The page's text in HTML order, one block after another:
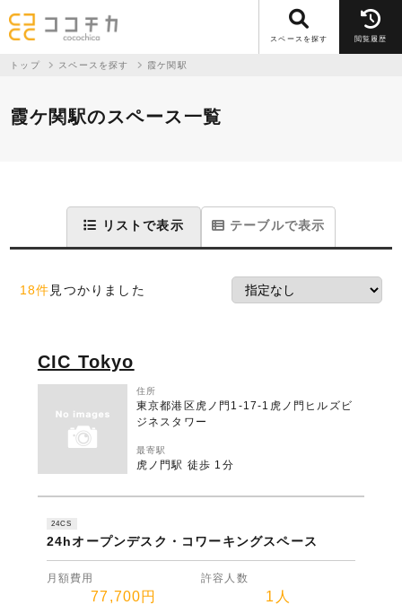
スペースを探す 閲覧履歴
トップ スペースを探す 霞ケ関駅
霞ケ関駅のスペース一覧
リストで表示 テーブルで表示
18件 見つかりました
CIC Tokyo
住所
東京都港区虎ノ門1-17-1虎ノ門ヒルズビ
ジネスタワー
最寄駅
虎ノ門駅 徒歩 1分
24CS
24hオープンデスク・コワーキングスペース
月額費用
77,700円
許容人数
1人